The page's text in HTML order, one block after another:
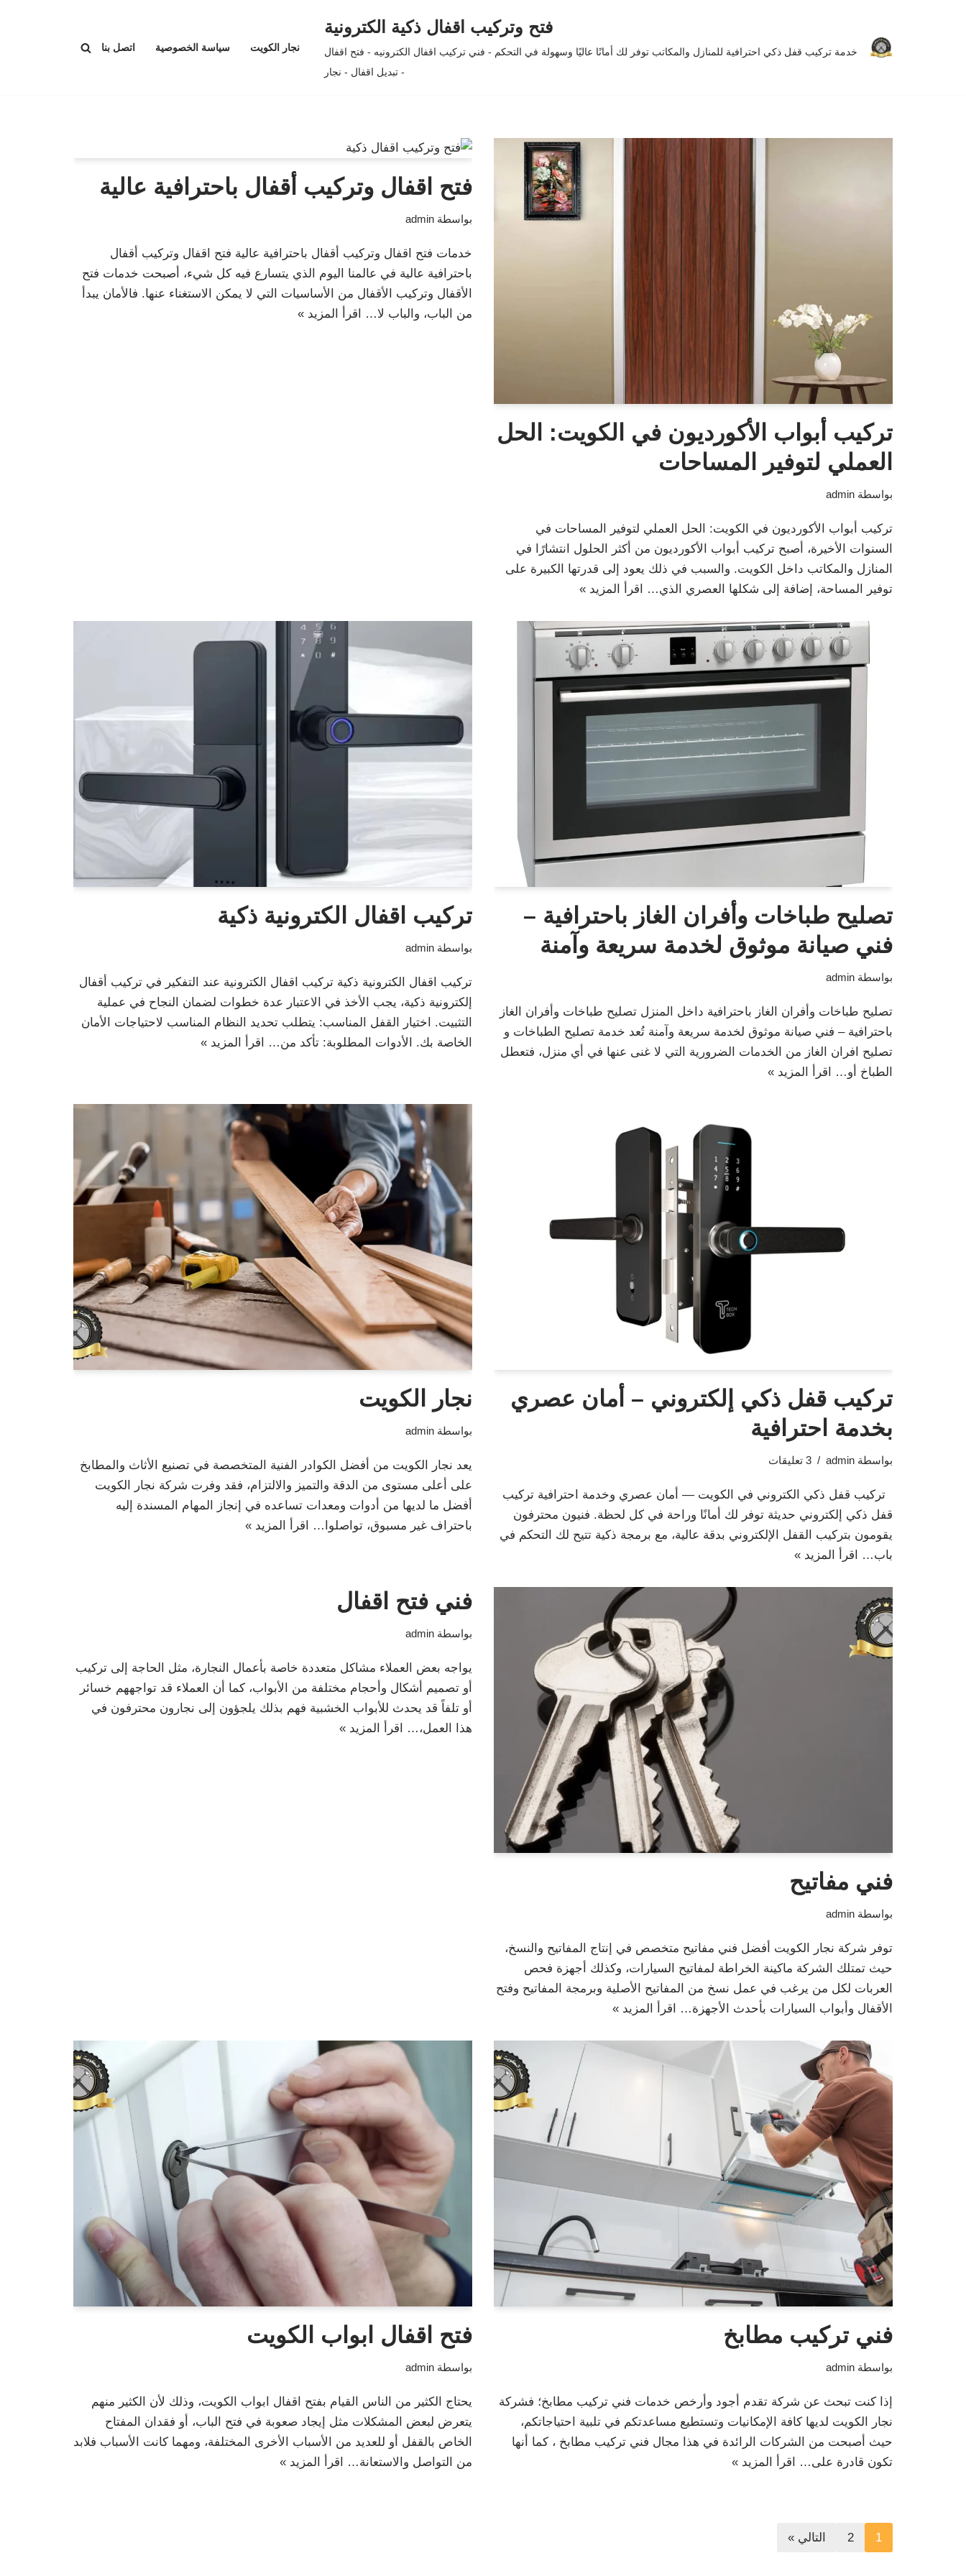
فتح وتركيب اقفال ذكية الكترونية
خدمة تركيب قفل ذكي احترافية للمنازل والمكاتب توفر لك أمانًا عاليًا وسهولة في التحكم - فني تركيب اقفال الكترونيه - فتح اقفال
- تبديل اقفال - نجار
نجار الكويت سياسة الخصوصية اتصل بنا
تركيب أبواب الأكورديون في الكويت: الحل
العملي لتوفير المساحات
بواسطة admin
تركيب أبواب الأكورديون في الكويت: الحل العملي لتوفير المساحات في
السنوات الأخيرة، أصبح تركيب أبواب الأكورديون من أكثر الحلول انتشارًا في
المنازل والمكاتب داخل الكويت. والسبب في ذلك يعود إلى قدرتها الكبيرة على
توفير المساحة، إضافة إلى شكلها العصري الذي…
اقرأ المزيد »
فتح اقفال وتركيب أقفال باحترافية عالية
بواسطة admin
خدمات فتح اقفال وتركيب أقفال باحترافية عالية فتح اقفال وتركيب أقفال
باحترافية عالية في عالمنا اليوم الذي يتسارع فيه كل شيء، أصبحت خدمات فتح
الأقفال وتركيب الأقفال من الأساسيات التي لا يمكن الاستغناء عنها. فالأمان يبدأ
من الباب، والباب لا…
اقرأ المزيد »
تصليح طباخات وأفران الغاز باحترافية –
فني صيانة موثوق لخدمة سريعة وآمنة
بواسطة admin
تصليح طباخات وأفران الغاز باحترافية داخل المنزل تصليح طباخات وأفران الغاز
باحترافية – فني صيانة موثوق لخدمة سريعة وآمنة تُعد خدمة تصليح الطباخات و
تصليح افران الغاز من الخدمات الضرورية التي لا غنى عنها في أي منزل، فتعطل
الطباخ أو…
اقرأ المزيد »
تركيب اقفال الكترونية ذكية
بواسطة admin
تركيب اقفال الكترونية ذكية تركيب اقفال الكترونية عند التفكير في تركيب أقفال
إلكترونية ذكية، يجب الأخذ في الاعتبار عدة خطوات لضمان النجاح في عملية
التثبيت. اختيار القفل المناسب: يتطلب تحديد النظام المناسب لاحتياجات الأمان
الخاصة بك. الأدوات المطلوبة: تأكد من…
اقرأ المزيد »
تركيب قفل ذكي إلكتروني – أمان عصري
بخدمة احترافية
بواسطة admin 3 تعليقات
تركيب قفل ذكي الكتروني في الكويت — أمان عصري وخدمة احترافية تركيب
قفل ذكي إلكتروني حديثة توفر لك أمانًا وراحة في كل لحظة. فنيون محترفون
يقومون بتركيب القفل الإلكتروني بدقة عالية، مع برمجة ذكية تتيح لك التحكم في
باب…
اقرأ المزيد »
نجار الكويت
بواسطة admin
يعد نجار الكويت من أفضل الكوادر الفنية المتخصصة في تصنيع الأثاث والمطابخ
على أعلى مستوى من الدقة والتميز والالتزام، فقد وفرت شركة نجار الكويت
أفضل ما لديها من أدوات ومعدات تساعده في إنجاز المهام المسندة إليه
باحتراف غير مسبوق، تواصلوا…
اقرأ المزيد »
فني مفاتيح
بواسطة admin
توفر شركة نجار الكويت أفضل فني مفاتيح متخصص في إنتاج المفاتيح والنسخ،
حيث تمتلك الشركة ماكينة الخراطة لمفاتيح السيارات، وكذلك أجهزة فحص
العربات لكل من يرغب في عمل نسخ من المفاتيح الأصلية وبرمجة المفاتيح وفتح
الأقفال وأبواب السيارات بأحدث الأجهزة…
اقرأ المزيد »
فني فتح اقفال
بواسطة admin
يواجه بعض العملاء مشاكل متعددة خاصة بأعمال النجارة، مثل الحاجة إلى تركيب
أو تصميم أشكال وأحجام مختلفة من الأبواب، كما أن العملاء قد تواجههم خسائر
أو تلفاً قد يحدث للأبواب الخشبية فهم بذلك يلجؤون إلى نجارون محترفون في
هذا العمل،…
اقرأ المزيد »
فني تركيب مطابخ
بواسطة admin
إذا كنت تبحث عن شركة تقدم أجود وأرخص خدمات فني تركيب مطابخ؛ فشركة
نجار الكويت لديها كافة الإمكانيات وتستطيع مساعدتكم في تلبية احتياجاتكم،
حيث أصبحت من الشركات الرائدة في هذا مجال فني تركيب مطابخ ، كما أنها
تكون قادرة على…
اقرأ المزيد »
فتح اقفال ابواب الكويت
بواسطة admin
يحتاج الكثير من الناس القيام بفتح اقفال ابواب الكويت، وذلك لأن الكثير منهم
يتعرض لبعض المشكلات مثل إيجاد صعوبة في فتح الباب، أو فقدان المفتاح
الخاص بالقفل أو للعديد من الأسباب الأخرى المختلفة، ومهما كانت الأسباب فلابد
من التواصل والاستعانة…
اقرأ المزيد »
1
2 التالي »